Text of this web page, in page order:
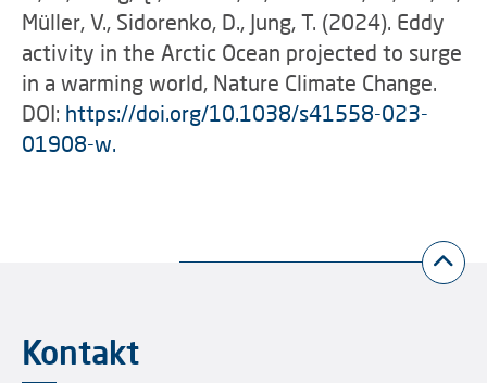
Müller, V., Sidorenko, D., Jung, T. (2024). Eddy
activity in the Arctic Ocean projected to surge
in a warming world, Nature Climate Change.
DOI: https://doi.org/10.1038/s41558-023-
01908-w.
Kontakt